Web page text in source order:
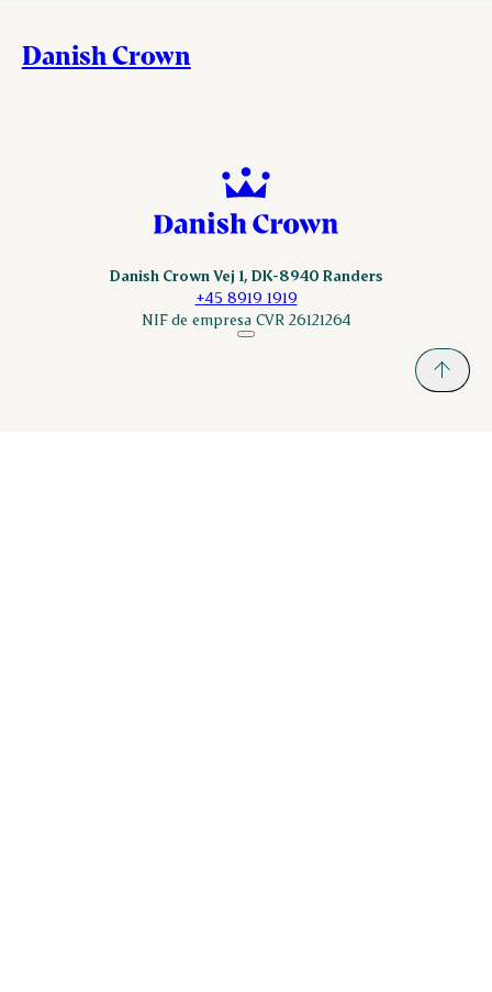
Danish Crown
Danish Crown Vej 1, DK-8940 Randers
+45 8919 1919
NIF de empresa CVR 26121264